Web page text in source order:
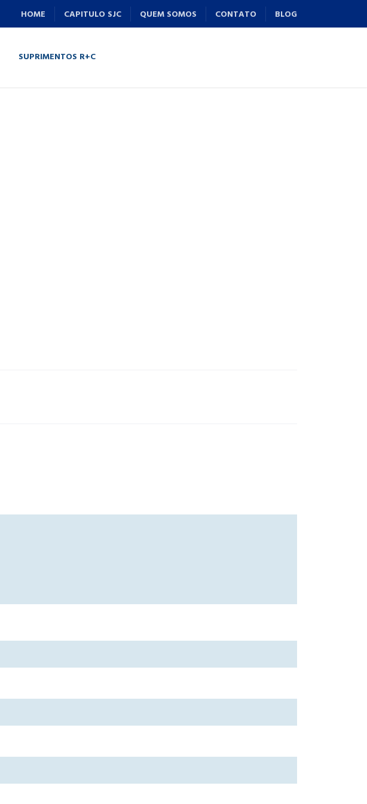
HOME CAPITULO SJC QUEM SOMOS CONTATO BLOG
SUPRIMENTOS R+C